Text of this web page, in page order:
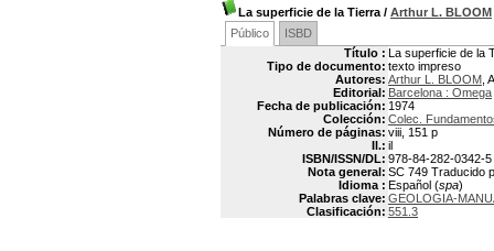
La superficie de la Tierra / Arthur L. BLOOM
Público
ISBD
Título : La superficie de la
Tipo de documento: texto impreso
Autores: Arthur L. BLOOM ,
Editorial: Barcelona : Omega
Fecha de publicación: 1974
Colección: Colec.
Número de páginas: viii, 151 p
Il.: il
ISBN/ISSN/DL: 978-84-282-0342-5
Nota general: SC 749 Traducido
Idioma : Español (spa)
Palabras clave: GEOLOGIA-
Clasificación: 551.3